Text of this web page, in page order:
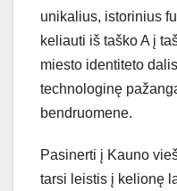
unikalius, istorinius
keliauti iš taško A į
miesto identiteto
technologinę
bendruomene.
Pasinerti į Kauno
tarsi leistis į kelionę